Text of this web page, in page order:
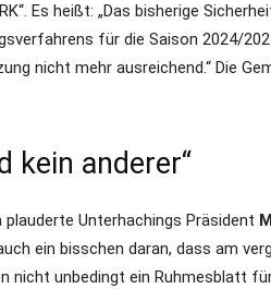
Es heißt: „Das bisherige
für die Saison 2024/
nicht mehr ausreichend.“ Die
kein anderer“
Unterhachings Präsident
ein bisschen daran, dass am
nicht unbedingt ein Ruhmesblatt